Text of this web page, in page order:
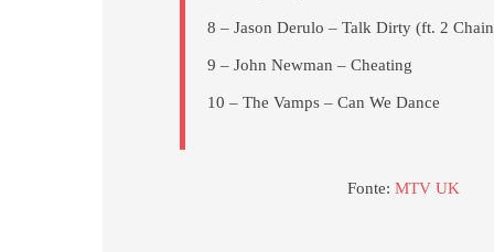
8 – Jason Derulo – Talk Dirty (ft. 2
9 – John Newman – Cheating
10 – The Vamps – Can We Dance
Fonte: MTV UK